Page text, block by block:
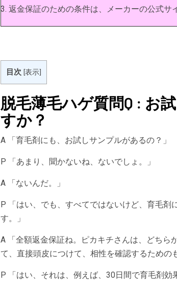
返金保証のための条件は、メーカーの公式サ
目次 [表示]
脱毛薄毛ハゲ質問Q : お
すか？
A 「育毛剤にも、お試しサンプルがあるの？」
P 「あまり、聞かないね、ないでしょ。」
A 「ないんだ。」
P 「はい、でも、すべてではないけど、育毛剤
す。」
A 「全額返金保証ね。ピカキチさんは、どちら
て、直接頭皮につけて、相性を確認するための
P 「はい、それは、例えば、30日間で育毛剤効